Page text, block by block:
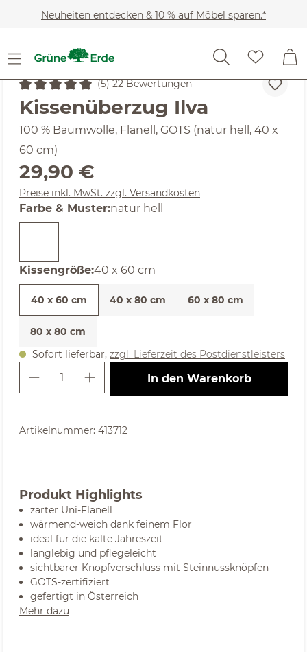
Zum Hauptinhalt springen
Neuheiten entdecken & 10 % auf Möbel sparen.*
Heimtextilien Bettwäsche-Sets Kissenbezüge
Durchschnittliche Bewertung von 5 von 5 Sternen
(5) 22 Bewertungen
Kissenüberzug Ilva
100 % Baumwolle, Flanell, GOTS (natur hell, 40 x
60 cm)
Regulärer Preis:
29,90 €
Preise inkl. MwSt. zzgl. Versandkosten
Farbe & Musterauswählen
:natur hell
Kissengrößeauswählen
:40 x 60 cm
40 x 60 cm 40 x 80 cm 60 x 80 cm
80 x 80 cm
Sofort lieferbar, zzgl. Lieferzeit des Postdienstleisters
Produkt Anzahl: Gib den
In den Warenkorb
Artikelnummer: 413712
Produkt Highlights
zarter Uni-Flanell
wärmend-weich dank feinem Flor
ideal für die kalte Jahreszeit
langlebig und pflegeleicht
sichtbarer Knopfverschluss mit Steinnussknöpfen
GOTS-zertifiziert
gefertigt in Österreich
Mehr dazu